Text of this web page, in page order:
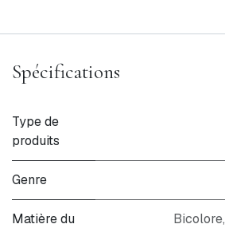
Spécifications
Type de
produits
Genre
Matière du
Bicolore,